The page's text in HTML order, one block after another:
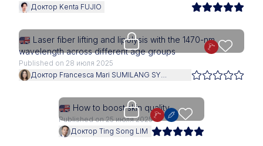
Доктор Kenta FUJIO
Upgrade needed
Laser fiber lifting and lipolysis with the 1470-nm
wavelength across different age groups
Published on 28 июля 2025
Доктор Francesca Mari SUMILANG SY
Upgrade needed
How to boost skin quality
Published on 25 июля 2025
Доктор Ting Song LIM